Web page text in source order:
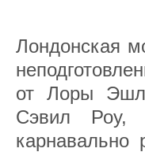
Лондонская
от Лоры
Сэвил Роу,